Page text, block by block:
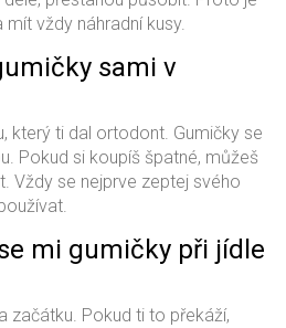
vždy náhradní kusy.
sami v
který ti dal ortodont. Gumičky se
Pokud si koupíš špatné, můžeš
Vždy se nejprve zeptej svého
mi gumičky při jídle
začátku. Pokud ti to překáží,